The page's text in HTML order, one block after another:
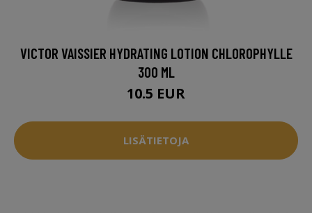
VICTOR VAISSIER HYDRATING LOTION CHLOROPHYLLE
300 ML
10.5 EUR
LISÄTIETOJA